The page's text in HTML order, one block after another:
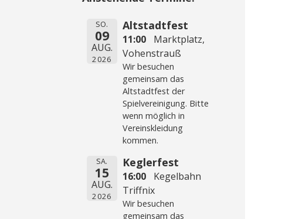
SO.
09
AUG.
2026
Altstadtfest
11:00
Marktplatz,
Vohenstrauß
Wir besuchen
gemeinsam das
Altstadtfest der
Spielvereinigung. Bitte
wenn möglich in
Vereinskleidung
kommen.
SA.
15
AUG.
2026
Keglerfest
16:00
Kegelbahn
Triffnix
Wir besuchen
gemeinsam das